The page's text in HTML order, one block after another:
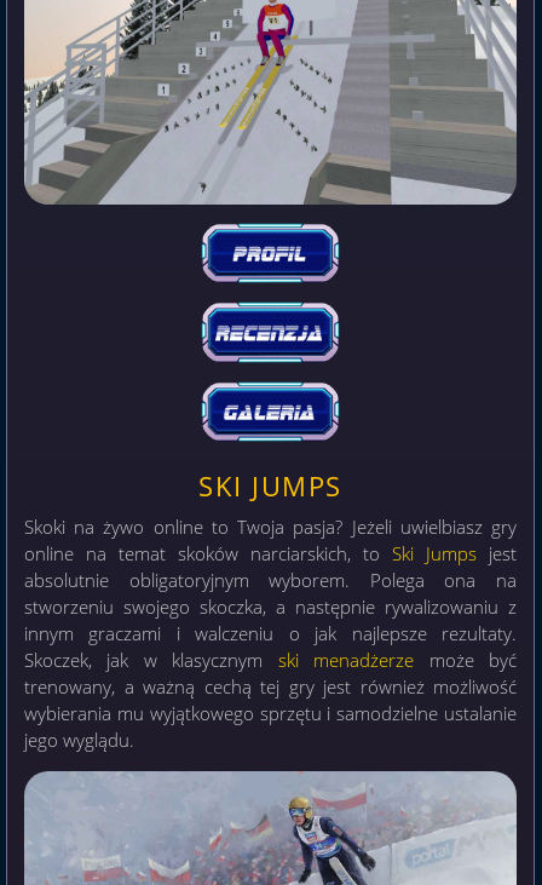
SKI JUMPS
Skoki na żywo online to Twoja pasja? Jeżeli uwielbiasz gry
online na temat skoków narciarskich, toSki Jumps jest
absolutnie obligatoryjnym wyborem. Polega ona na
stworzeniu swojego skoczka, a następnie rywalizowaniu z
innym graczami i walczeniu o jak najlepsze rezultaty.
Skoczek, jak w klasycznym ski menadżerze może być
trenowany, a ważną cechą tej gry jest również możliwość
wybierania mu wyjątkowego sprzętu i samodzielne ustalanie
jego wyglądu.